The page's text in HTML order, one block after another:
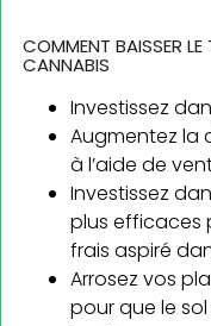
COMMENT BAISSER LE
CANNABIS
Investissez
Augmentez la
à l’aide de
Investissez
plus efficaces
frais aspiré
Arrosez vos
pour que le